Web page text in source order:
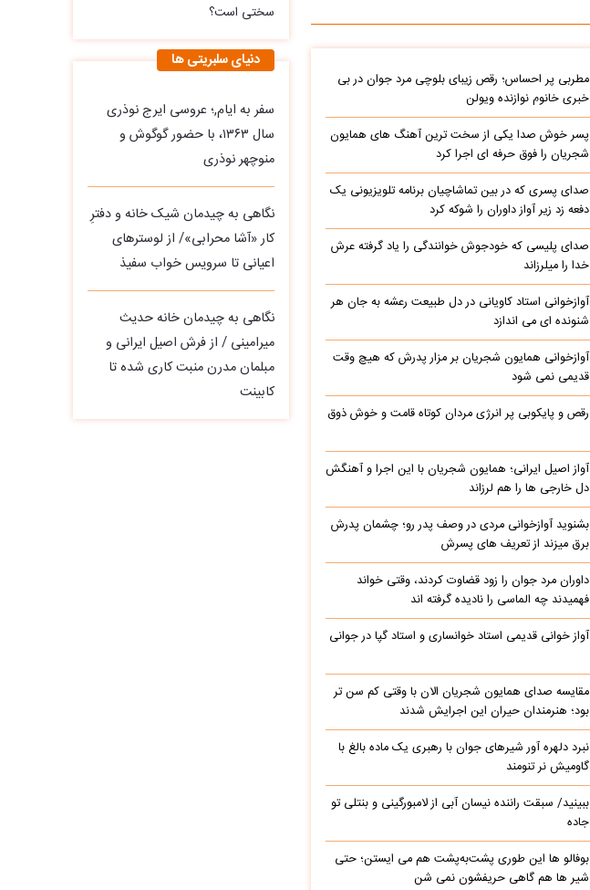
مطربی پر احساس؛ رقص زیبای بلوچی مرد جوان در بی
خبری خانوم نوازنده ویولن
پسر خوش صدا یکی از سخت ترین آهنگ های همایون
شجریان را فوق حرفه ای اجرا کرد
صدای پسری که در بین تماشاچیان برنامه تلویزیونی یک
دفعه زد زیر آواز داوران را شوکه کرد
صدای پلیسی که خودجوش خوانندگی را یاد گرفته عرش
خدا را میلرزاند
آوازخوانی استاد کاویانی در دل طبیعت رعشه به جان هر
شنونده ای می اندازد
آوازخوانی همایون شجریان بر مزار پدرش که هیچ وقت
قدیمی نمی شود
رقص و پایکوبی پر انرژی مردان کوتاه قامت و خوش ذوق
آواز اصیل ایرانی؛ همایون شجریان با این اجرا و آهنگش
دل خارجی ها را هم لرزاند
بشنوید آوازخوانی مردی در وصف پدر رو؛ چشمان پدرش
برق میزند از تعریف های پسرش
داوران مرد جوان را زود قضاوت کردند، وقتی خواند
فهمیدند چه الماسی را نادیده گرفته اند
آواز خوانی قدیمی استاد خوانساری و استاد گپا در جوانی
مقایسه صدای همایون شجریان الان با وقتی کم سن تر
بود؛ هنرمندان حیران این اجرایش شدند
نبرد دلهره آور شیرهای جوان با رهبری یک ماده بالغ با
گاومیش نر تنومند
ببینید/ سبقت راننده نیسان آبی از لامبورگینی و بنتلی تو
جاده
بوفالو ها این‌ طوری پشت‌به‌پشت هم می‌ ایستن؛ حتی
شیر ها هم گاهی حریفشون نمی‌ شن
سختی است؟
دنیای سلبریتی ها
سفر به ایام,؛ عروسی ایرج نوذری
سال ۱۳۶۳، با حضور گوگوش و
منوچهر نوذری
نگاهی به چیدمان شیک خانه و دفترِ
کار «آشا محرابی»/ از لوسترهای
اعیانی تا سرویس خواب سفیذ
نگاهی به چیدمان خانه حدیث
میرامینی / از فرش اصیل ایرانی و
مبلمان مدرن منبت‌ کاری‌ شده تا
کابینت